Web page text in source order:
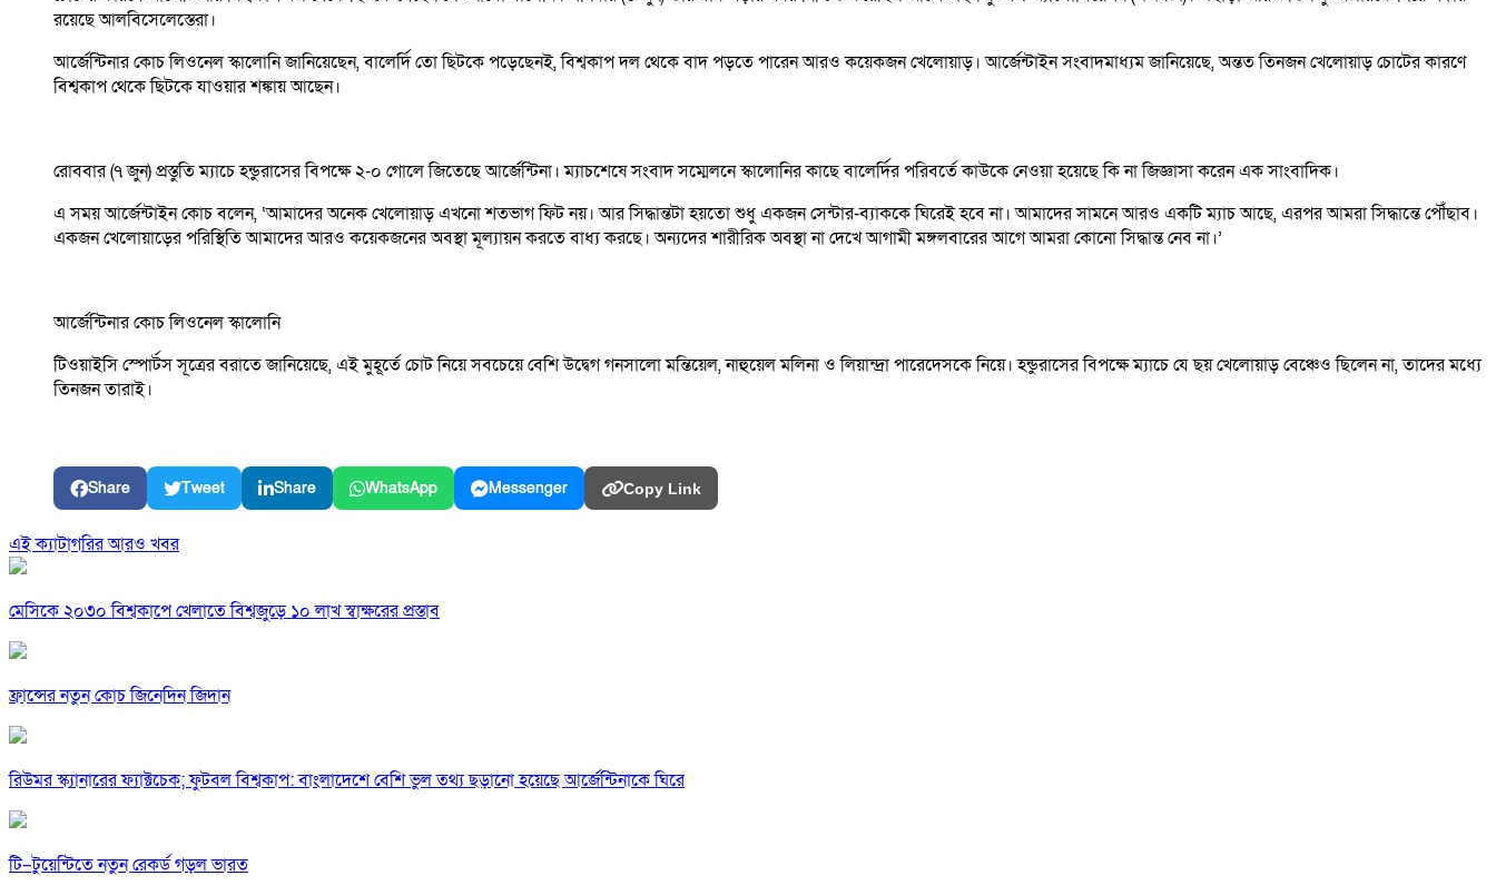
রয়েছে আলবিসেলেস্তেরা।
আর্জেন্টিনার কোচ লিওনেল স্কালোনি জানিয়েছেন, বালের্দি তো ছিটকে পড়েছেনই, বিশ্বকাপ দল থেকে বাদ পড়তে পারেন আরও কয়েকজন খেলোয়াড়। আর্জেন্টাইন সংবাদমাধ্যম জানিয়েছে, অন্তত তিনজন খেলোয়াড় চোটের কারণে
বিশ্বকাপ থেকে ছিটকে যাওয়ার শঙ্কায় আছেন।
রোববার (৭ জুন) প্রস্তুতি ম্যাচে হন্ডুরাসের বিপক্ষে ২-০ গোলে জিতেছে আর্জেন্টিনা। ম্যাচশেষে সংবাদ সম্মেলনে স্কালোনির কাছে বালের্দির পরিবর্তে কাউকে নেওয়া হয়েছে কি না জিজ্ঞাসা করেন এক সাংবাদিক।
এ সময় আর্জেন্টাইন কোচ বলেন, ‘আমাদের অনেক খেলোয়াড় এখনো শতভাগ ফিট নয়। আর সিদ্ধান্তটা হয়তো শুধু একজন সেন্টার-ব্যাককে ঘিরেই হবে না। আমাদের সামনে আরও একটি ম্যাচ আছে, এরপর আমরা সিদ্ধান্তে পৌঁছাব।
একজন খেলোয়াড়ের পরিস্থিতি আমাদের আরও কয়েকজনের অবস্থা মূল্যায়ন করতে বাধ্য করছে। অন্যদের শারীরিক অবস্থা না দেখে আগামী মঙ্গলবারের আগে আমরা কোনো সিদ্ধান্ত নেব না।’
আর্জেন্টিনার কোচ লিওনেল স্কালোনি
টিওয়াইসি স্পোর্টস সূত্রের বরাতে জানিয়েছে, এই মুহূর্তে চোট নিয়ে সবচেয়ে বেশি উদ্বেগ গনসালো মন্তিয়েল, নাহুয়েল মলিনা ও লিয়ান্দ্রা পারেদেসকে নিয়ে। হন্ডুরাসের বিপক্ষে ম্যাচে যে ছয় খেলোয়াড় বেঞ্চেও ছিলেন না, তাদের মধ্যে
তিনজন তারাই।
Share Tweet Share WhatsApp Messenger Copy Link
এই ক্যাটাগরির আরও খবর
মেসিকে ২০৩০ বিশ্বকাপে খেলাতে বিশ্বজুড়ে ১০ লাখ স্বাক্ষরের প্রস্তাব
ফ্রান্সের নতুন কোচ জিনেদিন জিদান
রিউমর স্ক্যানারের ফ্যাক্টচেক; ফুটবল বিশ্বকাপ: বাংলাদেশে বেশি ভুল তথ্য ছড়ানো হয়েছে আর্জেন্টিনাকে ঘিরে
টি–টুয়েন্টিতে নতুন রেকর্ড গড়ল ভারত